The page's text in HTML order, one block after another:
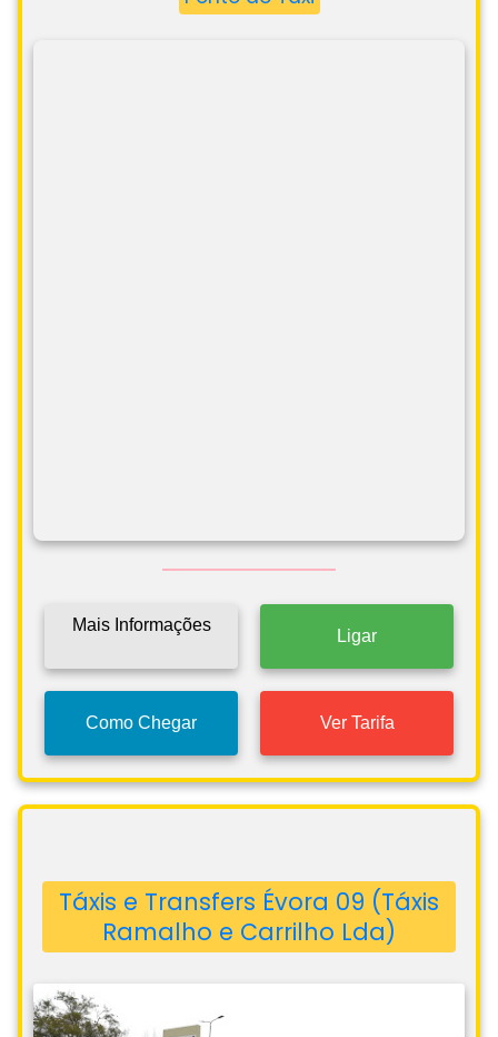
Mais Informações
Ligar
Como Chegar Ver Tarifa
Ramalho e Carrilho Lda)